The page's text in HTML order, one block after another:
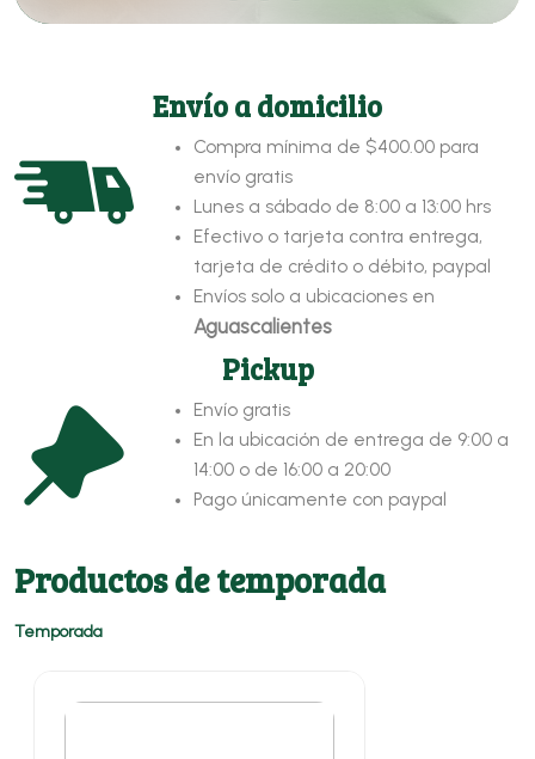
Envío a domicilio
Compra mínima de $400.00 para
envío gratis
Lunes a sábado de 8:00 a 13:00 hrs
Efectivo o tarjeta contra entrega,
tarjeta de crédito o débito, paypal
Envíos solo a ubicaciones en
Aguascalientes
Pickup
Envío gratis
En la ubicación de entrega de 9:00 a
14:00 o de 16:00 a 20:00
Pago únicamente con paypal
Productos de temporada
Temporada